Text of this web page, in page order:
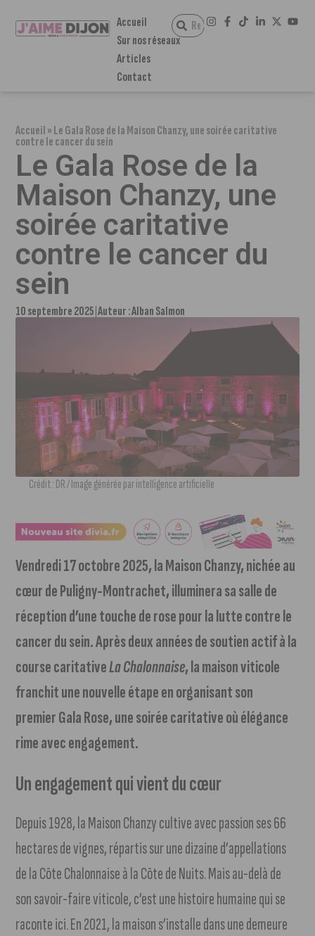
Accueil
Sur nos réseaux
Articles
Contact
Accueil»Le Gala Rose de la Maison Chanzy, une soirée caritative
contre le cancer du sein
Le Gala Rose de la
Maison Chanzy, une
soirée caritative
contre le cancer du
sein
10 septembre 2025 Auteur :Alban Salmon
Crédit : DR / Image générée par intelligence artificielle
Vendredi 17 octobre 2025, la Maison Chanzy, nichée au
cœur de Puligny-Montrachet, illuminera sa salle de
réception d’une touche de rose pour la lutte contre le
cancer du sein. Après deux années de soutien actif à la
course caritativeLa Chalonnaise, la maison viticole
franchit une nouvelle étape en organisant son
premier Gala Rose, une soirée caritative où élégance
rime avec engagement.
Un engagement qui vient du cœur
Depuis 1928, la Maison Chanzy cultive avec passion ses 66
hectares de vignes, répartis sur une dizaine d’appellations
de la Côte Chalonnaise à la Côte de Nuits. Mais au-delà de
son savoir-faire viticole, c’est une histoire humaine qui se
raconte ici. En 2021, la maison s’installe dans une demeure